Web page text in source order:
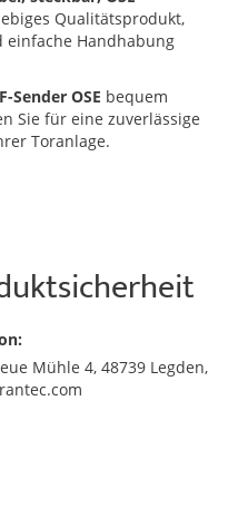
Qualitätsprodukt,
einfache Handhabung
Sender OSE bequem
Sie für eine zuverlässige
Toranlage.
Mühle 4, 48739 Legden,